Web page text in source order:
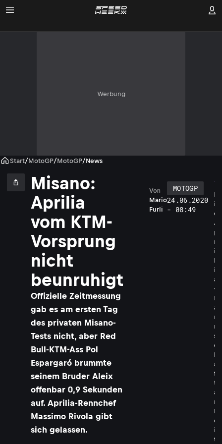
Werbung
Start/MotoGP/MotoGP/News
Misano:
Aprilia
vom KTM-
Vorsprung
nicht
beunruhigt
Offizielle Zeitmessung
gab es am ersten Tag
des privaten Misano-
Tests nicht, aber Red
Bull-KTM-Ass Pol
Espargaró brummte
seinem Bruder Aleix
offenbar 0,9 Sekunden
auf. Aprilia-Rennchef
Massimo Rivola gibt
sich gelassen.
Mario
Furli
Von
MOTOGP
24.06.2020
- 08:49
D
i
e
A
p
r
i
l
i
a
-
M
a
n
n
s
c
h
a
f
t
a
r
b
e
i
t